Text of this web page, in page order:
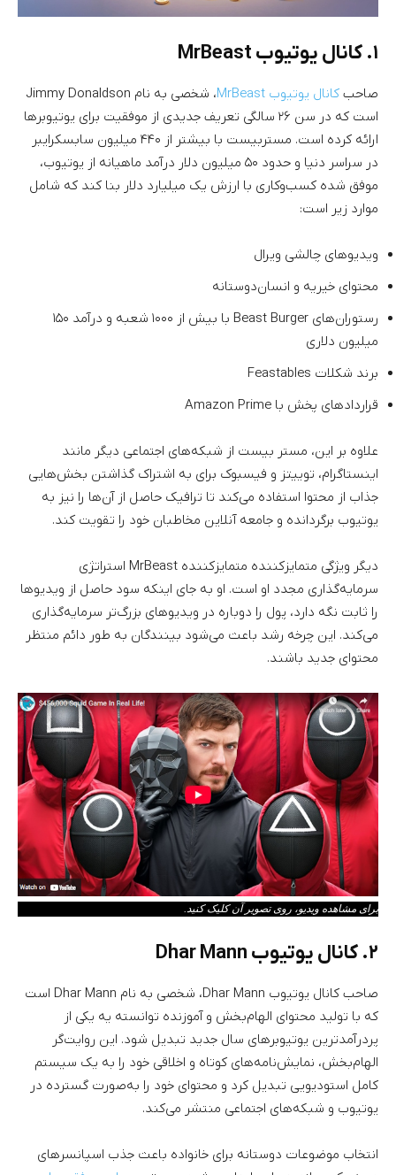
۱. کانال یوتیوب MrBeast
صاحب کانال یوتیوب MrBeast
، شخصی به نام Jimmy Donaldson
است که در سن ۲۶ سالگی تعریف جدیدی از موفقیت برای یوتیوبر‌ها
ارائه کرده است. مستربیست با بیشتر از ۴۴۰ میلیون سابسکرایبر
در سراسر دنیا و حدود ۵۰ میلیون دلار درآمد ماهیانه از یوتیوب،
موفق شده کسب‌وکاری با ارزش یک میلیارد دلار بنا کند که شامل
موارد زیر است:
ویدیو‌های چالشی ویرال
محتوای خیریه و انسان‌دوستانه
رستوران‌های Beast Burger با بیش از ۱۰۰۰ شعبه و درآمد ۱۵۰
میلیون دلاری
برند شکلات Feastables
قرارداد‌های پخش با Amazon Prime
علاوه بر این، مستر بیست از شبکه‌های اجتماعی دیگر مانند
اینستاگرام، توییتز و فیسبوک برای به اشتراک گذاشتن بخش‌هایی
جذاب از محتوا استفاده می‌کند تا ترافیک حاصل از آن‌ها را نیز به
یوتیوب برگردانده و جامعه آنلاین مخاطبان خود را تقویت کند.
دیگر ویژگی متمایزکننده متمایزکننده MrBeast استراتژی
سرمایه‌گذاری مجدد او است. او به جای اینکه سود حاصل از ویدیو‌ها
را ثابت نگه دارد، پول را دوباره در ویدیو‌های بزرگ‌تر سرمایه‌گذاری
می‌کند. این چرخه رشد باعث می‌شود بینندگان به طور دائم منتظر
محتوای جدید باشند.
برای مشاهده ویدیو، روی تصویر آن کلیک کنید.
۲. کانال یوتیوب Dhar Mann
صاحب کانال یوتیوب Dhar Mann، شخصی به نام Dhar Mann است
که با تولید محتوای الهام‌بخش و آموزنده توانسته یه یکی از
پردرآمدترین یوتیوبر‌های سال جدید تبدیل شود. این روایت‌گر
الهام‌بخش، نمایش‌نامه‌های کوتاه و اخلاقی خود را به یک سیستم
کامل استودیویی تبدیل کرد و محتوای خود را به‌صورت گسترده در
یوتیوب و شبکه‌های اجتماعی منتشر می‌کند.
انتخاب موضوعات دوستانه برای خانواده باعث جذب اسپانسرهای